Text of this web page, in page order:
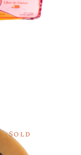
Sold